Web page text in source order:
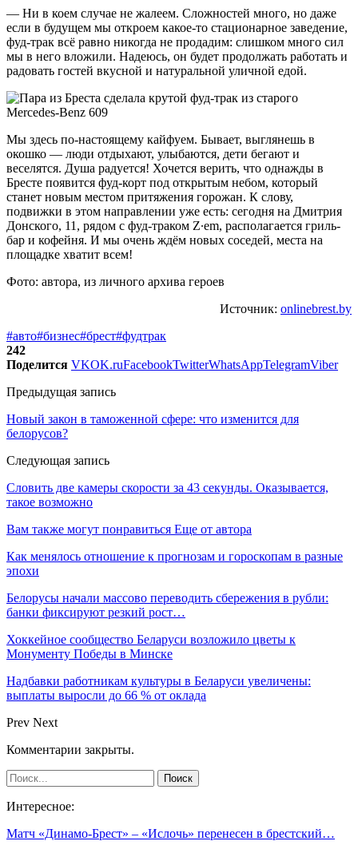
— Ни в коем случае не жалеем. Сложностей много, но даже
если в будущем мы откроем какое-то стационарное заведение,
фуд-трак всё равно никогда не продадим: слишком много сил
мы в него вложили. Надеюсь, он будет продолжать работать и
радовать гостей вкусной и натуральной уличной едой.
Мы здесь по-настоящему кайфуем. Бывает, выглянешь в
окошко — люди отдыхают, улыбаются, дети бегают и
веселятся. Душа радуется! Хочется верить, что однажды в
Бресте появится фуд-корт под открытым небом, который
станет новым местом притяжения горожан. К слову,
подвижки в этом направлении уже есть: сегодня на Дмитрия
Донского, 11, рядом с фуд-траком Z·em, располагается гриль-
бар и кофейня. И мы очень ждём новых соседей, места на
площадке хватит всем!
Фото: автора, из личного архива героев
Источник: onlinebrest.by
#авто#бизнес#брест#фудтрак
242
Поделится VKOK.ruFacebookTwitterWhatsAppTelegramViber
Предыдущая запись
Новый закон в таможенной сфере: что изменится для
белорусов?
Следующая запись
Словить две камеры скорости за 43 секунды. Оказывается,
такое возможно
Вам также могут понравиться Еще от автора
Как менялось отношение к прогнозам и гороскопам в разные
эпохи
Белорусы начали массово переводить сбережения в рубли:
банки фиксируют резкий рост…
Хоккейное сообщество Беларуси возложило цветы к
Монументу Победы в Минске
Надбавки работникам культуры в Беларуси увеличены:
выплаты выросли до 66 % от оклада
Prev Next
Комментарии закрыты.
Интересное:
Матч «Динамо-Брест» – «Ислочь» перенесен в брестский…